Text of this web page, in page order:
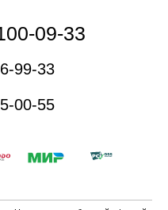
09-33
99-33
00-55